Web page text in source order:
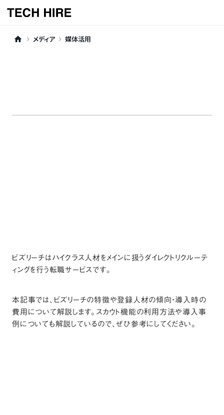
home keyboard_arrow_right メディア keyboard_arrow_right 媒体活用
ビズリーチはハイクラス人材をメインに扱うダイレクトリクルーテ
ィングを行う転職サービスです。
本記事では、ビズリーチの特徴や登録人材の傾向・導入時の
費用について解説します。スカウト機能の利用方法や導入事
例についても解説しているので、ぜひ参考にしてください。